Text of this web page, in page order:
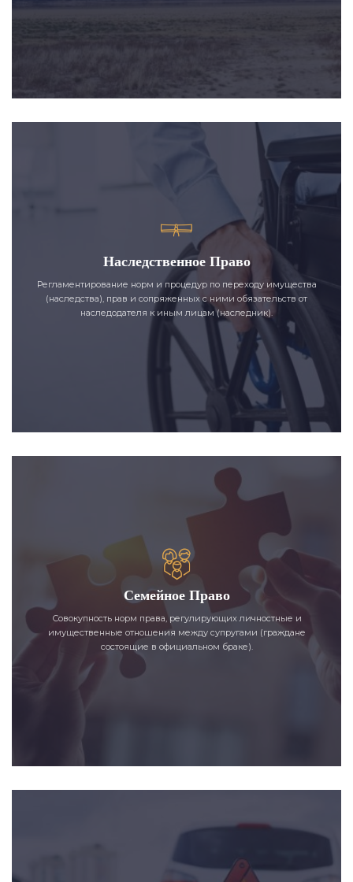
Наследственное Право
Регламентирование норм и процедур по переходу имущества
(наследства), прав и сопряженных с ними обязательств от
наследодателя к иным лицам (наследник).
Семейное Право
Совокупность норм права, регулирующих личностные и
имущественные отношения между супругами (граждане
состоящие в официальном браке).